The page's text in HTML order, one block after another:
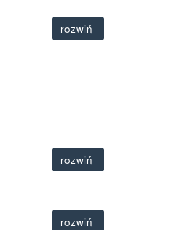
rozwiń
rozwiń
rozwiń